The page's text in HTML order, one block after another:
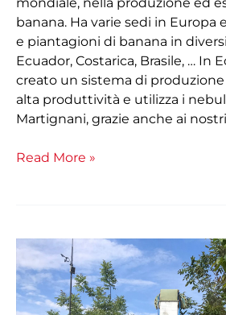
banana. Ha varie sedi in Europa
e piantagioni di banana in
Ecuador, Costarica, Brasile, … In
creato un sistema di
alta produttività e utilizza i
Martignani, grazie anche ai nostri
Read More »
Martignani
ed
i
trattamenti